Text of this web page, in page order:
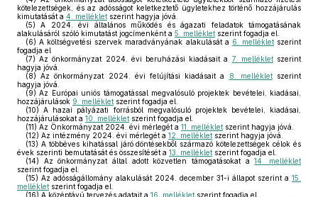
kötelezettségek, és az adósságot keletkeztető ügyletekhez történő hozzájárulás
kimutatását a 4. melléklet szerint hagyja jóvá.
(5) A 2024. évi általános működés és ágazati feladatok támogatásának
alakulásáról szóló kimutatást jogcímenként a 5. melléklet szerint fogadja el.
(6) A költségvetési szervek maradványának alakulását a 6. mellékletszerint
fogadja el
(7) Az önkormányzat 2024. évi beruházási kiadásait a 7. mellékletszerint
hagyja jóvá.
(8) Az önkormányzat 2024. évi felújítási kiadásait a 8. mellékletszerint
hagyja jóvá.
(9) Az Európai uniós támogatással megvalósuló projektek bevételei, kiadásai,
hozzájárulások 9. melléklet szerint fogadja el.
(10) A hazai pályázati forrásból megvalósuló projektek bevételei, kiadásai,
hozzájárulásokat a 10. melléklet szerint fogadja el.
(11) Az Önkormányzat 2024. évi mérlegét a 11. melléklet szerint hagyja jóvá.
(12) Az intézmény 2024. évi mérlegét a 12. melléklet szerint hagyja jóvá.
(13) A többéves kihatással járó döntésekből származó kötelezettségek célok és
évek szerinti bemutatását és összesítését a 13. melléklet szerint fogadja el.
(14) Az önkormányzat által adott közvetlen támogatásokat a14. melléklet
szerint fogadja el.
(15) Az adósságállomány alakulását 2024. december 31-i állapot szerint a 15.
melléklet szerint fogadja el.
(16) A középtávú tervezés adatait a 16. melléklet szerint fogadja el.